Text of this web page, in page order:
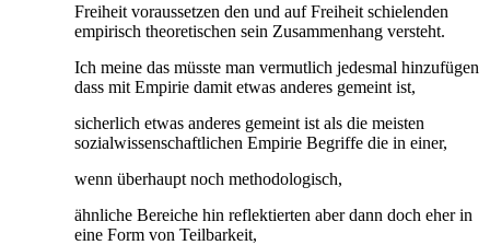
Freiheit voraussetzen den und auf Freiheit schielenden
empirisch theoretischen sein Zusammenhang versteht.
Ich meine das müsste man vermutlich jedesmal hinzufügen
dass mit Empirie damit etwas anderes gemeint ist,
sicherlich etwas anderes gemeint ist als die meisten
sozialwissenschaftlichen Empirie Begriffe die in einer,
wenn überhaupt noch methodologisch,
ähnliche Bereiche hin reflektierten aber dann doch eher in
eine Form von Teilbarkeit,